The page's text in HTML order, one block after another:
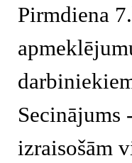
Pirmdiena
Secinājums
izraisošām